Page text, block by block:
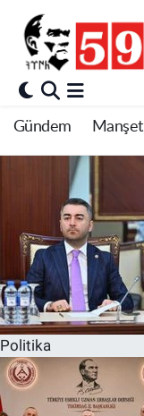
Gündem Manşet
Politika